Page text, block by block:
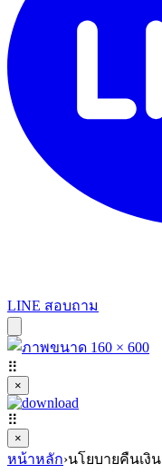
LINE สอบถาม
⠿
×
⠿
×
หน้าหลัก›นโยบายคืนเงิน